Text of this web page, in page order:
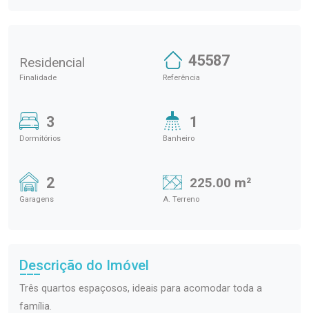
Residencial
Finalidade
45587
Referência
3
Dormitórios
1
Banheiro
2
Garagens
225.00 m²
A. Terreno
Descrição do Imóvel
Três quartos espaçosos, ideais para acomodar toda a
família.